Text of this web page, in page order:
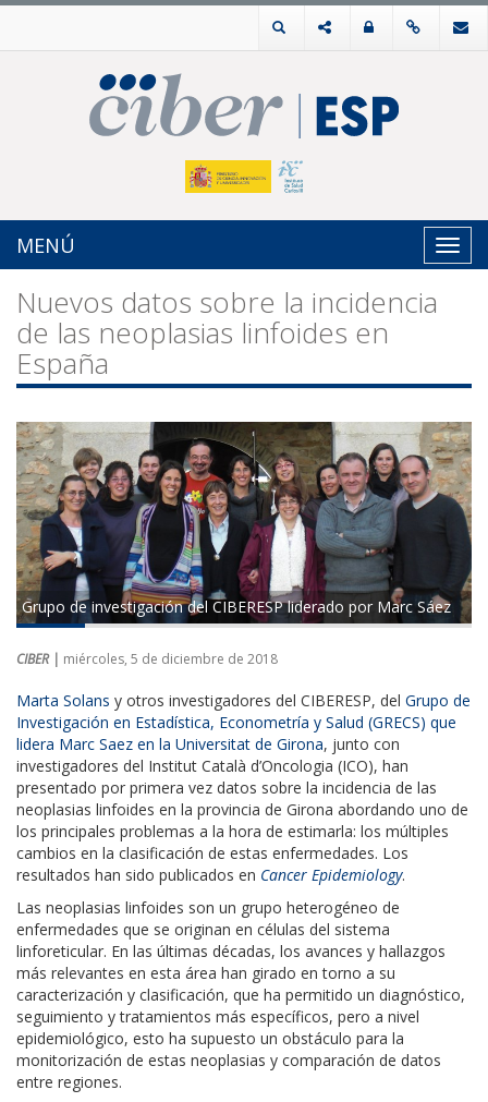
MENÚ
Nuevos datos sobre la incidencia
de las neoplasias linfoides en
España
Grupo de investigación del CIBERESP liderado por Marc Sáez
CIBER | miércoles, 5 de diciembre de 2018
Marta Solans y otros investigadores del CIBERESP, del Grupo de
Investigación en Estadística, Econometría y Salud (GRECS) que
lidera Marc Saez en la Universitat de Girona, junto con
investigadores del Institut Català d’Oncologia (ICO), han
presentado por primera vez datos sobre la incidencia de las
neoplasias linfoides en la provincia de Girona abordando uno de
los principales problemas a la hora de estimarla: los múltiples
cambios en la clasificación de estas enfermedades. Los
resultados han sido publicados en Cancer Epidemiology.
Las neoplasias linfoides son un grupo heterogéneo de
enfermedades que se originan en células del sistema
linforeticular. En las últimas décadas, los avances y hallazgos
más relevantes en esta área han girado en torno a su
caracterización y clasificación, que ha permitido un diagnóstico,
seguimiento y tratamientos más específicos, pero a nivel
epidemiológico, esto ha supuesto un obstáculo para la
monitorización de estas neoplasias y comparación de datos
entre regiones.